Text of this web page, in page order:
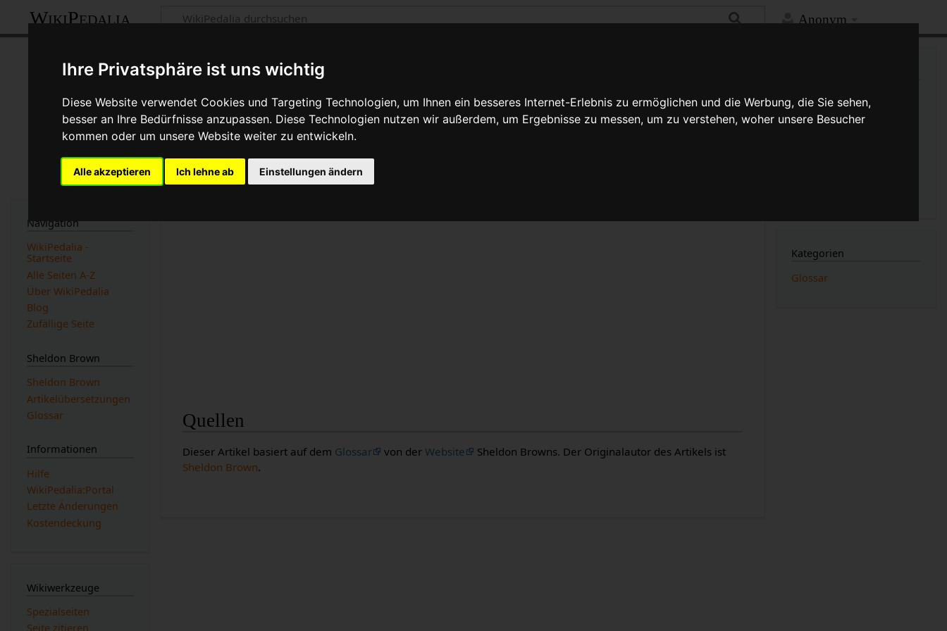
Ihre Privatsphäre ist uns wichtig
Diese Website verwendet Cookies und Targeting Technologien, um Ihnen ein besseres Internet-Erlebnis zu ermöglichen und die Werbung, die Sie sehen,
besser an Ihre Bedürfnisse anzupassen. Diese Technologien nutzen wir außerdem, um Ergebnisse zu messen, um zu verstehen, woher unsere Besucher
kommen oder um unsere Website weiter zu entwickeln.
Alle akzeptieren Ich lehne ab Einstellungen ändern
Anonym
WikiPedalia
Lochfraß
Seite Diskussion Quelltext anzeigen Versionsgeschichte
DerLochfraßist eine korrosive Beschädigung in Form von kleinen Dellen auf einer Oberfläche. Man findet dies
Werbung:
Quellen
Dieser Artikel basiert auf dem Glossar von derWebsite
Sheldon Browns. Der Originalautor des Artikels ist
Sheldon Brown.
Navigation
WikiPedalia -
Startseite
Alle Seiten A-Z
Über WikiPedalia
Blog
Zufällige Seite
Sheldon Brown
Sheldon Brown
Artikelübersetzungen
Glossar
Informationen
Hilfe
WikiPedalia:Portal
Letzte Änderungen
Kostendeckung
Wikiwerkzeuge
Spezialseiten
Seite zitieren
Links auf diese Seite
Änderungen an verlinkten
Seiten
Kategorien
Glossar